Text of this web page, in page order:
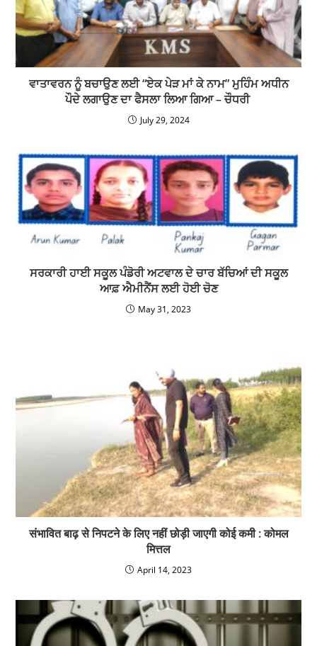
ਵਾਤਾਵਰਨ ਨੂੰ ਬਚਾਉਣ ਲਈ “ਏਕ ਪੇੜ ਮਾਂ ਕੇ ਨਾਮ” ਮੁਹਿੰਮ ਅਧੀਨ
ਪੌਦੇ ਲਗਾਉਣ ਦਾ ਫੈਸਲਾ ਲਿਆ ਗਿਆ – ਚੌਧਰੀ
July 29, 2024
ਸਰਕਾਰੀ ਹਾਈ ਸਕੂਲ ਪੰਡੋਰੀ ਅਟਵਾਲ ਦੇ ਚਾਰ ਬੱਚਿਆਂ ਦੀ ਸਕੂਲ
ਆਫ਼ ਐਮੀਨੈਂਸ ਲਈ ਹੋਈ ਚੋਣ
May 31, 2023
संभावित बाढ़ से निपटने के लिए नहीं छोड़ी जाएगी कोई कमी : कोमल
मित्तल
April 14, 2023